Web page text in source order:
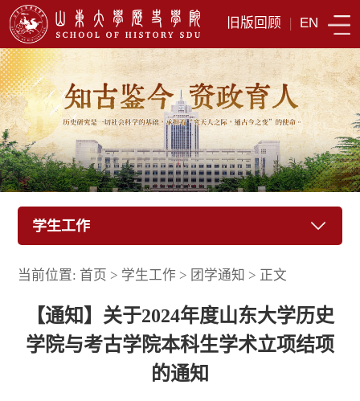
旧版回顾 | EN
学生工作
当前位置: 首页 > 学生工作 > 团学通知 > 正文
【通知】关于2024年度山东大学历史
学院与考古学院本科生学术立项结项
的通知